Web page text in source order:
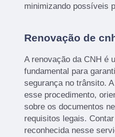
minimizando possíveis
Renovação de
A renovação da CNH é
fundamental para
segurança no trânsito.
esse procedimento,
sobre os documentos
requisitos legais.
reconhecida nesse